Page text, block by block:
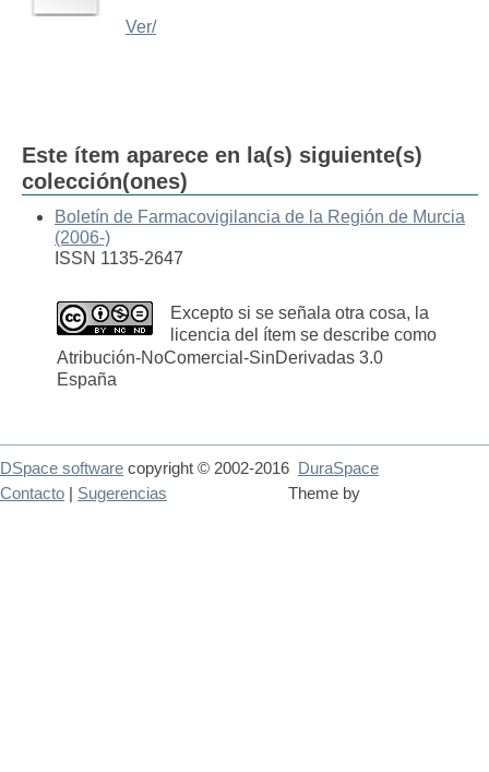
Ver/
Este ítem aparece en la(s) siguiente(s)
colección(ones)
Boletín de Farmacovigilancia de la Región de Murcia
(2006-)
ISSN 1135-2647
Excepto si se señala otra cosa, la
licencia del ítem se describe como
Atribución-NoComercial-SinDerivadas 3.0
España
DSpace software copyright © 2002-2016
DuraSpace
Theme by
Contacto Sugerencias